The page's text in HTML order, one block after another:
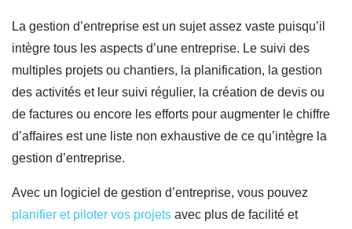
La gestion d’entreprise est un sujet assez vaste puisqu’il
intègre tous les aspects d’une entreprise. Le suivi des
multiples projets ou chantiers, la planification, la gestion
des activités et leur suivi régulier, la création de devis ou
de factures ou encore les efforts pour augmenter le chiffre
d’affaires est une liste non exhaustive de ce qu’intègre la
gestion d’entreprise.
Avec un logiciel de gestion d’entreprise, vous pouvez
planifier et piloter vos projets avec plus de facilité et